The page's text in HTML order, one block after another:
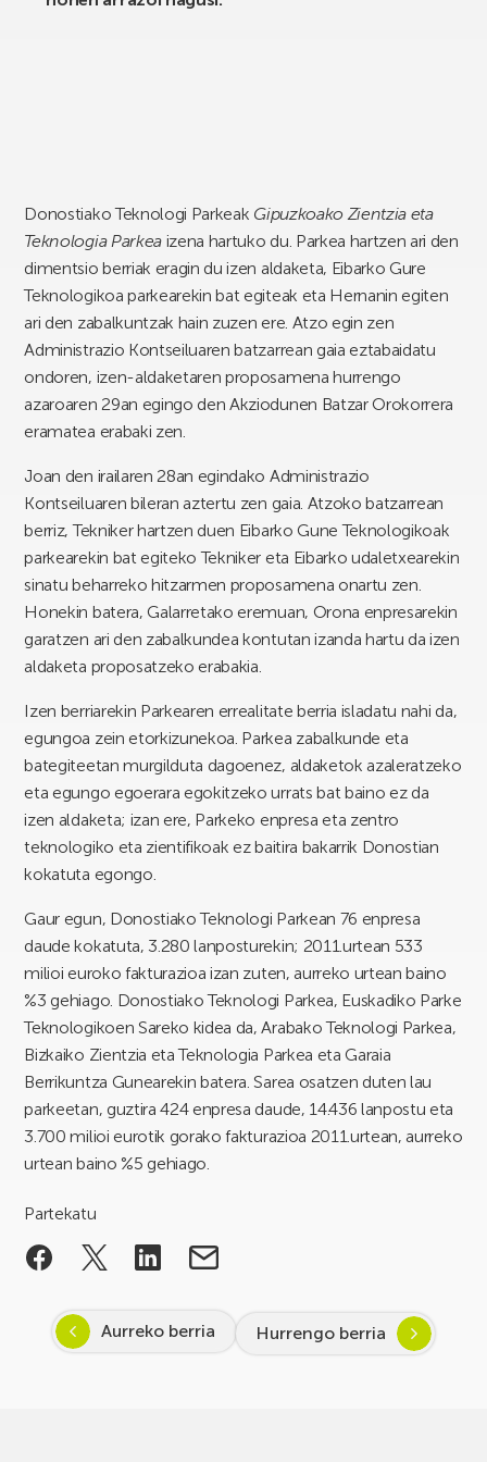
Donostiako Teknologi Parkeak Gipuzkoako Zientzia eta
Teknologia Parkeaizena hartuko du. Parkea hartzen ari den
dimentsio berriak eragin du izen aldaketa, Eibarko Gure
Teknologikoa parkearekin bat egiteak eta Hernanin egiten
ari den zabalkuntzak hain zuzen ere. Atzo egin zen
Administrazio Kontseiluaren batzarrean gaia eztabaidatu
ondoren, izen-aldaketaren proposamena hurrengo
azaroaren 29an egingo den Akziodunen Batzar Orokorrera
eramatea erabaki zen.
Joan den irailaren 28an egindako Administrazio
Kontseiluaren bileran aztertu zen gaia. Atzoko batzarrean
berriz, Tekniker hartzen duen Eibarko Gune Teknologikoak
parkearekin bat egiteko Tekniker eta Eibarko udaletxearekin
sinatu beharreko hitzarmen proposamena onartu zen.
Honekin batera, Galarretako eremuan, Orona enpresarekin
garatzen ari den zabalkundea kontutan izanda hartu da izen
aldaketa proposatzeko erabakia.
Izen berriarekin Parkearen errealitate berria isladatu nahi da,
egungoa zein etorkizunekoa. Parkea zabalkunde eta
bategiteetan murgilduta dagoenez, aldaketok azaleratzeko
eta egungo egoerara egokitzeko urrats bat baino ez da
izen aldaketa; izan ere, Parkeko enpresa eta zentro
teknologiko eta zientifikoak ez baitira bakarrik Donostian
kokatuta egongo.
Gaur egun, Donostiako Teknologi Parkean 76 enpresa
daude kokatuta, 3.280 lanposturekin; 2011.urtean 533
milioi euroko fakturazioa izan zuten, aurreko urtean baino
%3 gehiago. Donostiako Teknologi Parkea, Euskadiko Parke
Teknologikoen Sareko kidea da, Arabako Teknologi Parkea,
Bizkaiko Zientzia eta Teknologia Parkea eta Garaia
Berrikuntza Gunearekin batera. Sarea osatzen duten lau
parkeetan, guztira 424 enpresa daude, 14.436 lanpostu eta
3.700 milioi eurotik gorako fakturazioa 2011.urtean, aurreko
urtean baino %5 gehiago.
Partekatu
Aurreko berria Hurrengo berria